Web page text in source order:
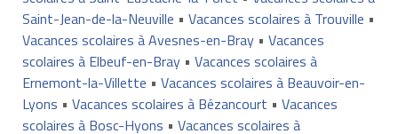
Saint-Jean-de-la-Neuville • Vacances scolaires à Trouville •
Vacances scolaires à Avesnes-en-Bray• Vacances
scolaires à Elbeuf-en-Bray• Vacances scolaires à
Ernemont-la-Villette • Vacances scolaires à Beauvoir-en-
Lyons • Vacances scolaires à Bézancourt • Vacances
scolaires à Bosc-Hyons • Vacances scolaires à